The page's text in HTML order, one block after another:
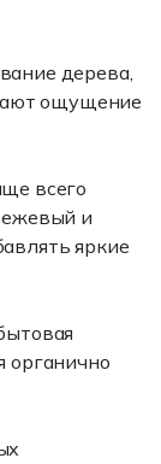
дерева,
ощущение
всего
и
яркие
органично